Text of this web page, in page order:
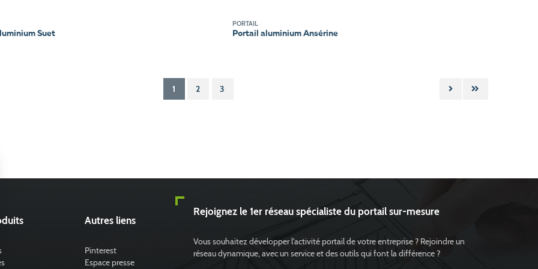
Suet
PORTAIL
Portail aluminium Ansérine
1 2 3
Autres liens
Pinterest
Espace presse
Rejoignez le 1er réseau spécialiste du portail sur-mesure
Vous souhaitez développer l'activité portail de votre entreprise ? Rejoindre un
réseau dynamique, avec un service et des outils qui font la différence ?